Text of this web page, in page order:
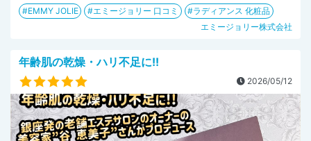
EMMY JOLIE エミージョリー 口コミ
ラディアンス 化粧品
エミージョリー株式会社
年齢肌の乾燥・ハリ不足に!!
2026/05/12